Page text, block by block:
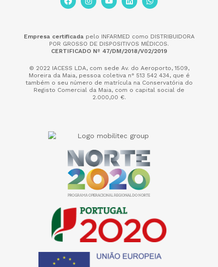
Empresa certificadapelo INFARMED como DISTRIBUIDORA
POR GROSSO DE DISPOSITIVOS MÉDICOS.
CERTIFICADO Nº 47/DM/2018/V02/2019
© 2022 IACESS LDA, com sede Av. do Aeroporto, 1509,
Moreira da Maia, pessoa coletiva n° 513 542 434, que é
também o seu número de matrícula na Conservatória do
Registo Comercial da Maia, com o capital social de
2.000,00 €.